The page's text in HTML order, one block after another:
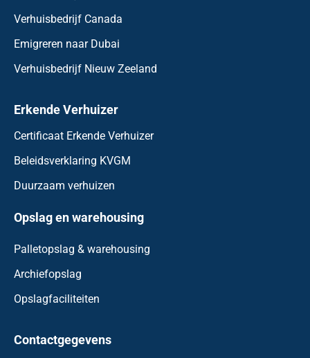
Spanje
Verhuisbedrijf Zweden
Verhuisbedrijf Canada
Verhuisbedrijf Nieuw Zeeland
Erkende Verhuizer
Certificaat Erkende Verhuizer
Beleidsverklaring KVGM
Opslag en warehousing
Palletopslag & warehousing
Opslagfaciliteiten